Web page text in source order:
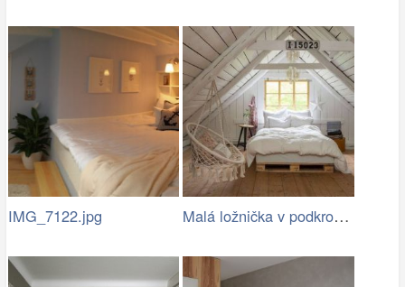
IMG_7122.jpg Malá ložnička v podkroví, dřevo, trámy